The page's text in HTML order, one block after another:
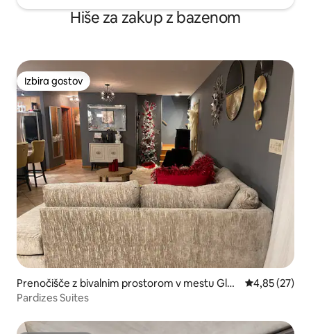
Hiše za zakup z bazenom
Izbira gostov
Izbira gostov
Prenočišče z bivalnim prostorom v mestu Glen
dale Heights
Povprečna
4,85 (27)
Pardizes Suites